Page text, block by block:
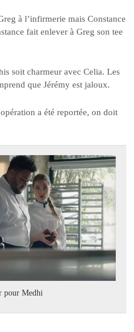
à l’infirmerie mais Constance
fait enlever à Greg son tee
soit charmeur avec Celia. Les
que Jérémy est jaloux.
a été reportée, on doit
pour Medhi